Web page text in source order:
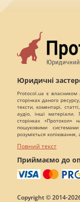
Юридичні
Protocol.ua є
сторінках даного
тексти, коментарі,
аудіо, інші
сторінках «Протокол»
пошуковими
розуміється
Повний текст
Приймаємо до
Copyright © 2014-